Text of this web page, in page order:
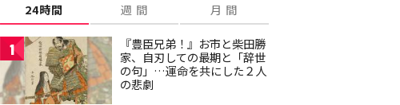
24時間 週 間 月 間
1
『豊臣兄弟！』お市と柴田勝
家、自刃しての最期と「辞世
の句」…運命を共にした２人
の悲劇